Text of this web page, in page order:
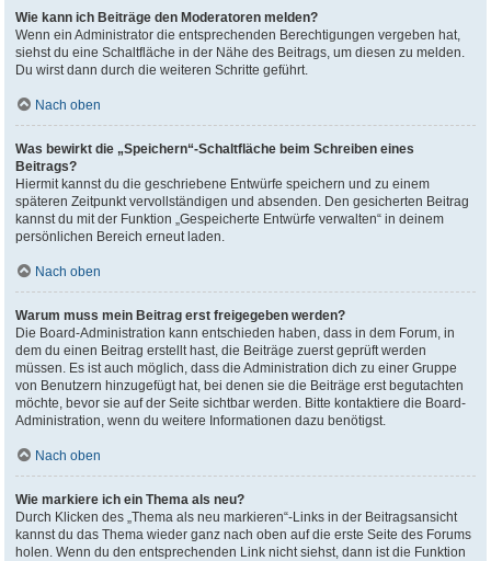
Wie kann ich Beiträge den Moderatoren melden?
Wenn ein Administrator die entsprechenden Berechtigungen vergeben hat,
siehst du eine Schaltfläche in der Nähe des Beitrags, um diesen zu melden.
Du wirst dann durch die weiteren Schritte geführt.
Nach oben
Was bewirkt die „Speichern“-Schaltfläche beim Schreiben eines
Beitrags?
Hiermit kannst du die geschriebene Entwürfe speichern und zu einem
späteren Zeitpunkt vervollständigen und absenden. Den gesicherten Beitrag
kannst du mit der Funktion „Gespeicherte Entwürfe verwalten“ in deinem
persönlichen Bereich erneut laden.
Nach oben
Warum muss mein Beitrag erst freigegeben werden?
Die Board-Administration kann entschieden haben, dass in dem Forum, in
dem du einen Beitrag erstellt hast, die Beiträge zuerst geprüft werden
müssen. Es ist auch möglich, dass die Administration dich zu einer Gruppe
von Benutzern hinzugefügt hat, bei denen sie die Beiträge erst begutachten
möchte, bevor sie auf der Seite sichtbar werden. Bitte kontaktiere die Board-
Administration, wenn du weitere Informationen dazu benötigst.
Nach oben
Wie markiere ich ein Thema als neu?
Durch Klicken des „Thema als neu markieren“-Links in der Beitragsansicht
kannst du das Thema wieder ganz nach oben auf die erste Seite des Forums
holen. Wenn du den entsprechenden Link nicht siehst, dann ist die Funktion